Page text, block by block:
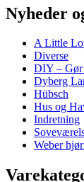
Nyheder
A Little
Diverse
DIY – Gør
Dyberg
Hübsch
Hus og
Indretning
Weber